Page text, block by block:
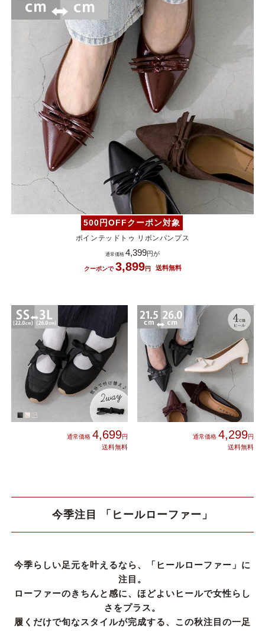
500円OFFクーポン対象
ポインテッドトゥ リボンパンプス
4,399
3,899
4,699 4,299
今季注目 「ヒールローファー」
今季らしい足元を叶えるなら、「ヒールローファー」に
注目。
ローファーのきちんと感に、ほどよいヒールで女性らし
さをプラス。
履くだけで旬なスタイルが完成する、この秋注目の一足